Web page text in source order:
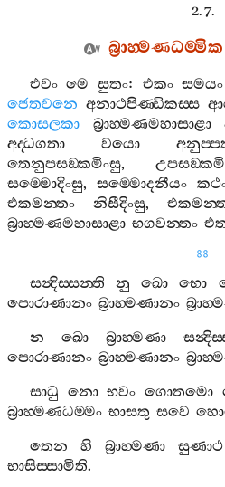
2. 7.
බ්‍රාහ‍්මණධම‍්මික
එවං මෙ සුතං: එකං සමයං
ජෙතවනෙ අනාථපිණ‍්ඩිකස‍්ස
කොසලකා
බ්‍රාහ‍්මණමහාසාළා
අද‍්ධගතා
වයො
තෙනුපසඞ‍්කමිංසු,
සම‍්මොදිංසු, සම‍්මොදනීයං
එකමන‍්තං
නිසීදිංසු,
බ්‍රාහ‍්මණමහාසාළා භගවන‍්තං
88
සන්‍දිස‍්සන‍්ති නු ඛො භො
පොරාණානං බ්‍රාහ‍්මණානං
න
ඛො බ්‍රාහ‍්මණා
පොරාණානං බ්‍රාහ‍්මණානං
සාධු නො භවං ගොතමො
බ්‍රාහ‍්මණධම‍්මං භාසතු සවෙ
තෙන
හි බ්‍රාහ‍්මණා සුණාථ
භාසිස‍්සාමීති.